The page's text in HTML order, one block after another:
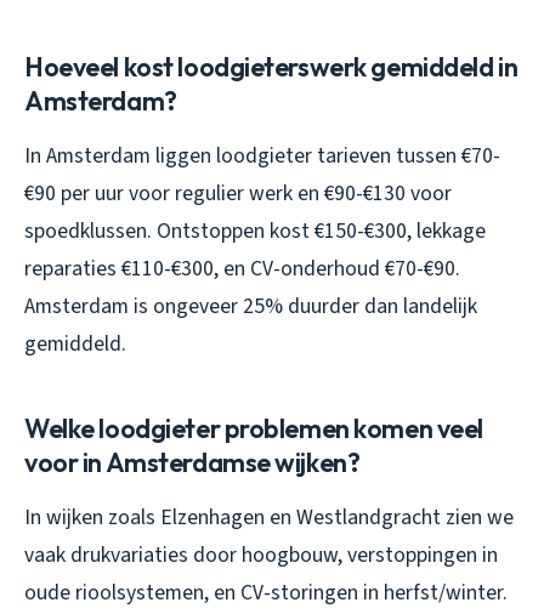
Hoeveel kost loodgieterswerk gemiddeld in
Amsterdam?
In Amsterdam liggen loodgieter tarieven tussen €70-
€90 per uur voor regulier werk en €90-€130 voor
spoedklussen. Ontstoppen kost €150-€300, lekkage
reparaties €110-€300, en CV-onderhoud €70-€90.
Amsterdam is ongeveer 25% duurder dan landelijk
gemiddeld.
Welke loodgieter problemen komen veel
voor in Amsterdamse wijken?
In wijken zoals Elzenhagen en Westlandgracht zien we
vaak drukvariaties door hoogbouw, verstoppingen in
oude rioolsystemen, en CV-storingen in herfst/winter.